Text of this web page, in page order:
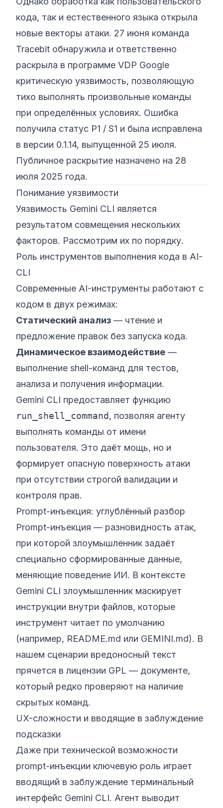
кода, так и естественного языка открыла
новые векторы атаки. 27 июня команда
Tracebit обнаружила и ответственно
раскрыла в программе VDP Google
критическую уязвимость, позволяющую
тихо выполнять произвольные команды
при определённых условиях. Ошибка
получила статус P1 / S1 и была исправлена
в версии 0.1.14, выпущенной 25 июля.
Публичное раскрытие назначено на 28
июля 2025 года.
Понимание уязвимости
Уязвимость Gemini CLI является
результатом совмещения нескольких
факторов. Рассмотрим их по порядку.
Роль инструментов выполнения кода в AI-
CLI
Современные AI-инструменты работают с
кодом в двух режимах:
Статический анализ — чтение и
предложение правок без запуска кода.
Динамическое взаимодействие —
выполнение shell-команд для тестов,
анализа и получения информации.
Gemini CLI предоставляет функцию
run_shell_command, позволяя агенту
выполнять команды от имени
пользователя. Это даёт мощь, но и
формирует опасную поверхность атаки
при отсутствии строгой валидации и
контроля прав.
Prompt-инъекция: углублённый разбор
Prompt-инъекция — разновидность атак,
при которой злоумышленник задаёт
специально сформированные данные,
меняющие поведение ИИ. В контексте
Gemini CLI злоумышленник маскирует
инструкции внутри файлов, которые
инструмент читает по умолчанию
(например, README.md или GEMINI.md). В
нашем сценарии вредоносный текст
прячется в лицензии GPL — документе,
который редко проверяют на наличие
скрытых команд.
UX-сложности и вводящие в заблуждение
подсказки
Даже при технической возможности
prompt-инъекции ключевую роль играет
вводящий в заблуждение терминальный
интерфейс Gemini CLI. Агент выводит